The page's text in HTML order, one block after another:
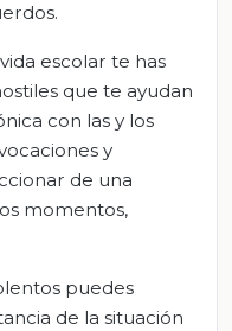
escolar te has
que te ayudan
con las y los
y
de una
momentos,
puedes
de la situación